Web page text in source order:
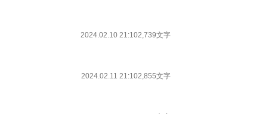
2024.02.10 21:102,739文字
2024.02.11 21:102,855文字